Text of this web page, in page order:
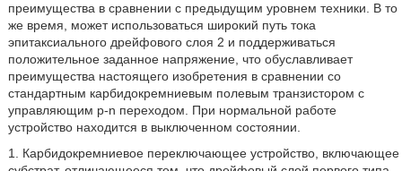
преимущества в сравнении с предыдущим уровнем техники. В то
же время, может использоваться широкий путь тока
эпитаксиального дрейфового слоя 2 и поддерживаться
положительное заданное напряжение, что обуславливает
преимущества настоящего изобретения в сравнении со
стандартным карбидокремниевым полевым транзистором с
управляющим р-n переходом. При нормальной работе
устройство находится в выключенном состоянии.
1. Карбидокремниевое переключающее устройство, включающее